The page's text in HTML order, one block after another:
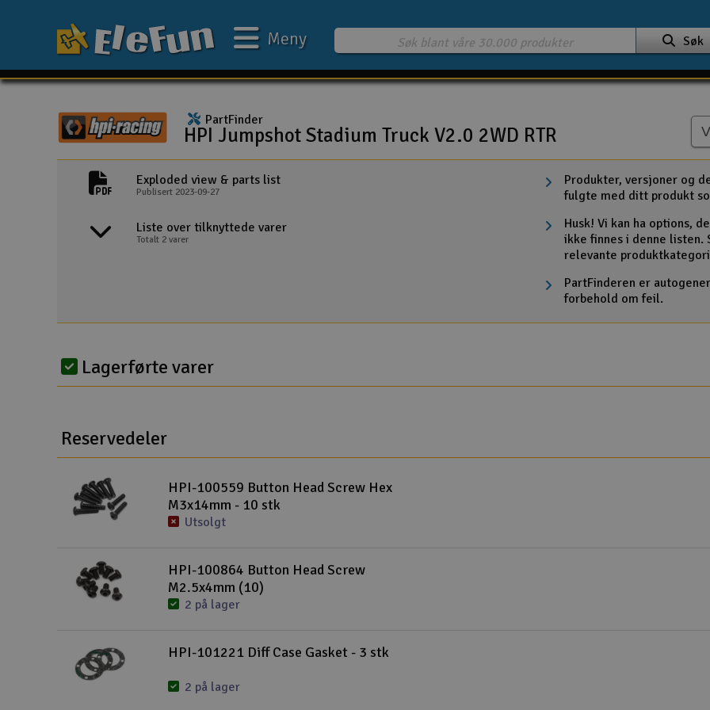
Outlet
Mine favoritter
Gavekort
3D-print
Droner
Fly
Helikopter
Kamerautstyr
Modelljernbane
Motor & tilbehør
Radioutstyr
Søk
Meny
PartFinder
HPI Jumpshot Stadium Truck V2.0 2WD RTR
Exploded view & parts list
Publisert 2023-09-27
HPI Jumpshot Stadium Truck V2.0 2WD RTR
Liste over tilknyttede varer
Totalt 2 varer
Produkter, versjoner og
fulgte med ditt produkt
Husk! Vi kan ha options,
ikke finnes i denne
relevante
PartFinderen er
forbehold om feil.
Lagerførte varer
Reservedeler
HPI-100559 Button Head Screw Hex
M3x14mm - 10 stk
Utsolgt
HPI-100864 Button Head Screw
M2.5x4mm (10)
2 på lager
HPI-101221 Diff Case Gasket - 3 stk
2 på lager